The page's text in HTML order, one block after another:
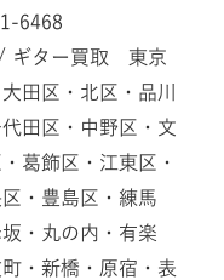
6468
ギター買取 東京
田区・北区・品川
田区・中野区・文
葛飾区・江東区・
・豊島区・練馬
・丸の内・有楽
・新橋・原宿・表